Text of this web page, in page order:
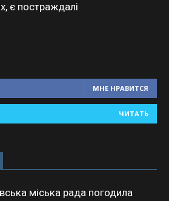
є постраждалі
МНЕ НРАВИТСЯ
ЧИТАТЬ
міська рада погодила